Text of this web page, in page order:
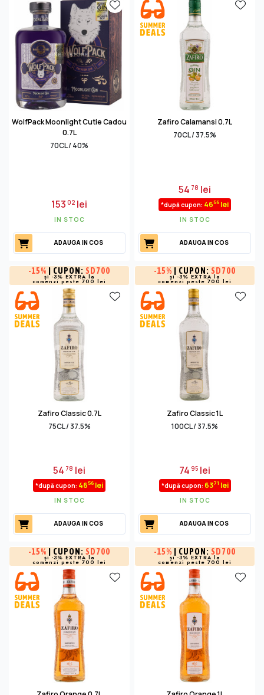
WolfPack Moonlight Cutie Cadou
0.7L
70CL / 40%
15302 lei
IN STOC
ADAUGA IN COS
Zafiro Calamansi 0.7L
70CL / 37.5%
54 78 lei
*după cupon: 4656 lei
IN STOC
ADAUGA IN COS
-15% | CUPON: SD700
și -3% EXTRA la
comenzi peste 700 lei
Zafiro Classic 0.7L
75CL / 37.5%
54 78 lei
*după cupon: 4656 lei
IN STOC
ADAUGA IN COS
-15% | CUPON: SD700
și -3% EXTRA la
comenzi peste 700 lei
Zafiro Classic 1L
100CL / 37.5%
7495 lei
*după cupon: 6371 lei
IN STOC
ADAUGA IN COS
-15% | CUPON: SD700
și -3% EXTRA la
comenzi peste 700 lei
-15% | CUPON: SD700
și -3% EXTRA la
comenzi peste 700 lei